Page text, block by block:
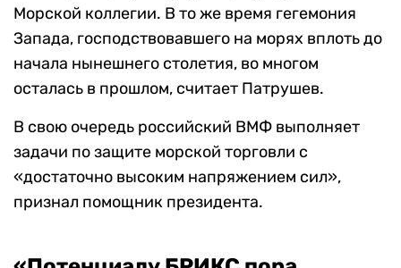
Морской коллегии. В то же время гегемония
Запада, господствовавшего на морях вплоть до
начала нынешнего столетия, во многом
осталась в прошлом, считает Патрушев.
В свою очередь российский ВМФ выполняет
задачи по защите морской торговли с
«достаточно высоким напряжением сил»,
признал помощник президента.